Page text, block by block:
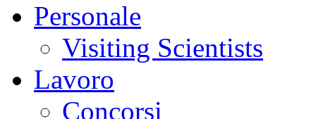
Personale
Visiting Scientists
Lavoro
Concorsi